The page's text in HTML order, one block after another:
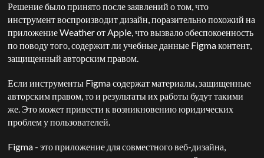
Решение было принято после заявлений о том, что
инструмент воспроизводит дизайн, поразительно похожий на
приложение Weather от Apple, что вызвало обеспокоенность
по поводу того, содержит ли учебные данные Figma контент,
защищенный авторским правом.
Если инструменты Figma содержат материалы, защищенные
авторским правом, то и результаты их работы будут такими
же. Это может привести к возникновению юридических
проблем у пользователей.
Figma - это приложение для совместного веб-дизайна,